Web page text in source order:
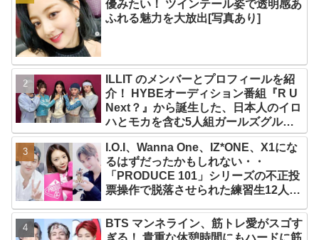
優みたい！ ツインテール姿で透明感あ
ふれる魅力を大放出[写真あり]
ILLIT のメンバーとプロフィールを紹
介！ HYBEオーディション番組『R U
Next？』から誕生した、日本人のイロ
ハとモカを含む5人組ガールズグルー
プ！ デビュー曲「Magnetic」がいき
なりの大ヒット
I.O.I、Wanna One、IZ*ONE、X1にな
るはずだったかもしれない・・
「PRODUCE 101」シリーズの不正投
票操作で脱落させられた練習生12人の
BTS マンネライン、筋トレ愛がスゴす